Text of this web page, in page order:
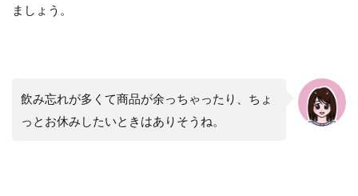
ましょう。
飲み忘れが多くて商品が余っちゃったり、ちょ
っとお休みしたいときはありそうね。